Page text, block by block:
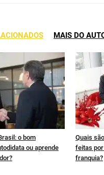
MAIS DO
o bom
ou aprende
Quais
feitas
franquia?